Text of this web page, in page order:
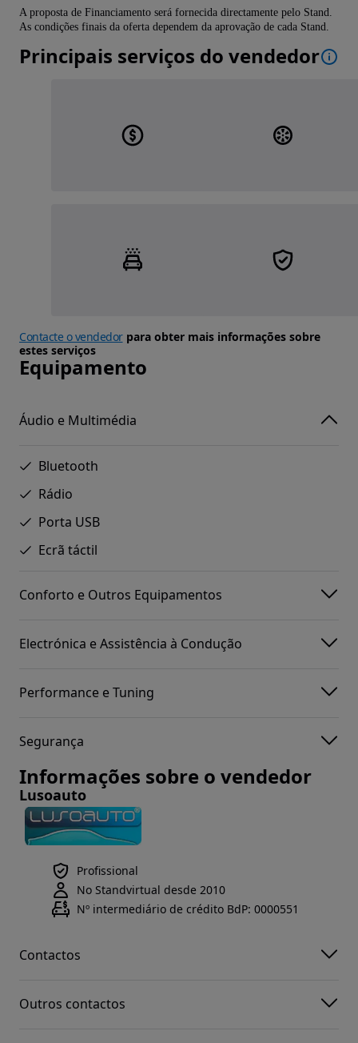
A proposta de Financiamento será fornecida directamente pelo Stand.
As condições finais da oferta dependem da aprovação de cada Stand.
Principais serviços do vendedor
Contacte o vendedorpara obter mais informações sobre
estes serviços
Equipamento
Áudio e Multimédia
Bluetooth
Rádio
Porta USB
Ecrã táctil
Conforto e Outros Equipamentos
Electrónica e Assistência à Condução
Performance e Tuning
Segurança
Informações sobre o vendedor
Lusoauto
Profissional
No Standvirtual desde 2010
Nº intermediário de crédito BdP: 0000551
Contactos
Outros contactos